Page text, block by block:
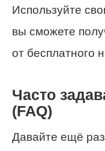
Используйте
вы сможете
от бесплатного
Часто
(FAQ)
Давайте ещё